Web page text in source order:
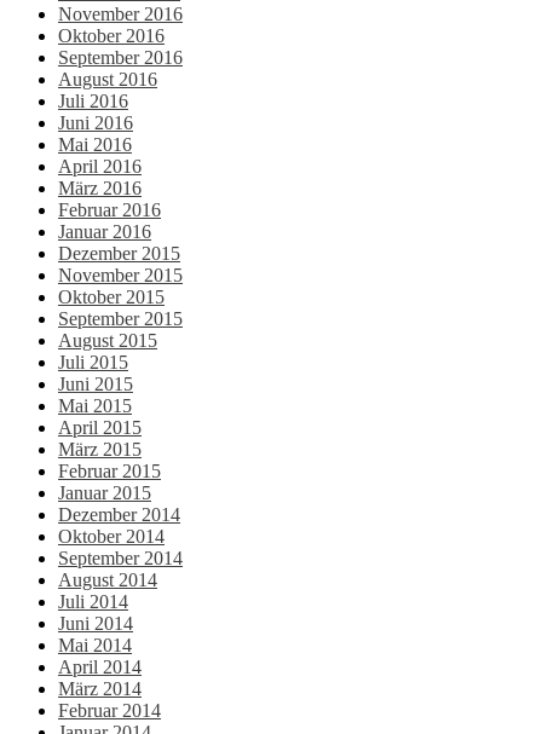
November 2016
Oktober 2016
September 2016
August 2016
Juli 2016
Juni 2016
Mai 2016
April 2016
März 2016
Februar 2016
Januar 2016
Dezember 2015
November 2015
Oktober 2015
September 2015
August 2015
Juli 2015
Juni 2015
Mai 2015
April 2015
März 2015
Februar 2015
Januar 2015
Dezember 2014
Oktober 2014
September 2014
August 2014
Juli 2014
Juni 2014
Mai 2014
April 2014
März 2014
Februar 2014